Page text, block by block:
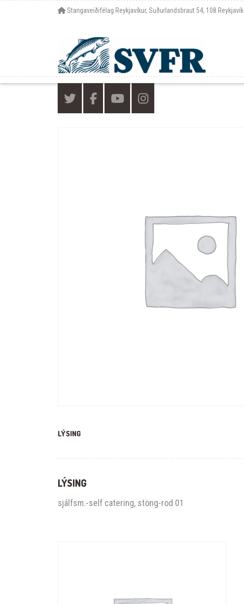
Stangaveiðifélag Reykjavíkur, Suðurlandsbraut 54, 108 Reykjavík
LÝSING
LÝSING
sjálfsm.-self catering, stöng-rod 01